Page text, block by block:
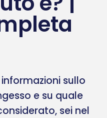
sullo
e su quale
sei nel